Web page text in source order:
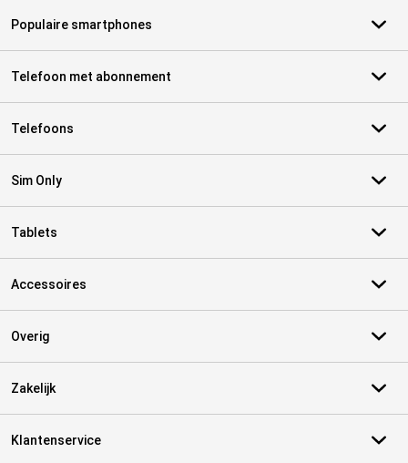
Populaire smartphones
Telefoon met abonnement
Telefoons
Sim Only
Tablets
Accessoires
Overig
Zakelijk
Klantenservice